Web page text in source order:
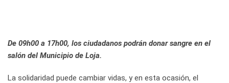
De 09h00 a 17h00, los ciudadanos podrán donar sangre en el
salón del Municipio de Loja.
La solidaridad puede cambiar vidas, y en esta ocasión, el